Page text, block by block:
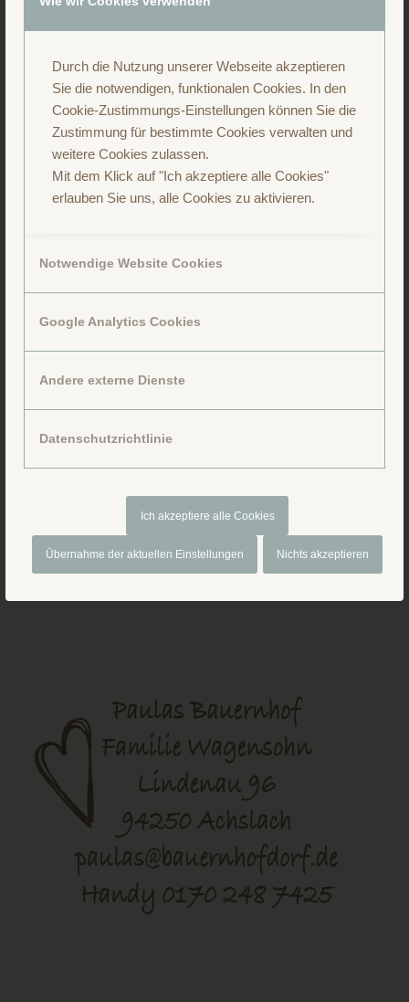
Durch die Nutzung unserer Webseite akzeptieren
Sie die notwendigen, funktionalen Cookies. In den
Cookie-Zustimmungs-Einstellungen können Sie die
Zustimmung für bestimmte Cookies verwalten und
weitere Cookies zulassen.
Mit dem Klick auf "Ich akzeptiere alle Cookies"
erlauben Sie uns, alle Cookies zu aktivieren.
Notwendige Website Cookies
Google Analytics Cookies
Andere externe Dienste
Datenschutzrichtlinie
Ich akzeptiere alle Cookies
Übernahme der aktuellen Einstellungen Nichts akzeptieren
Folge uns auf Facebook